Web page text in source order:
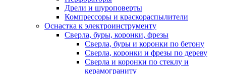
Дрели и шуроповерты
Компрессоры и краскораспылители
Оснастка к электроинструменту
Сверла, буры, коронки, фрезы
Сверла, буры и коронки по бетону
Сверла, коронки и фрезы по дереву
Сверла и коронки по стеклу и
керамограниту